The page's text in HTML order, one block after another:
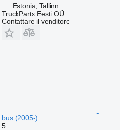
Estonia, Tallinn
TruckParts Eesti OÜ
Contattare il venditore
bus (2005-)
5